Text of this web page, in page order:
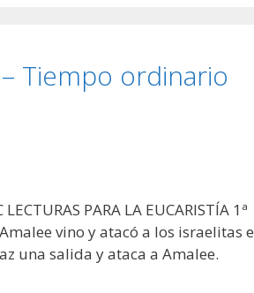
Tiempo ordinario
PARA LA EUCARISTÍA 1ª
vino y atacó a los israelitas
una salida y ataca a Amalee.